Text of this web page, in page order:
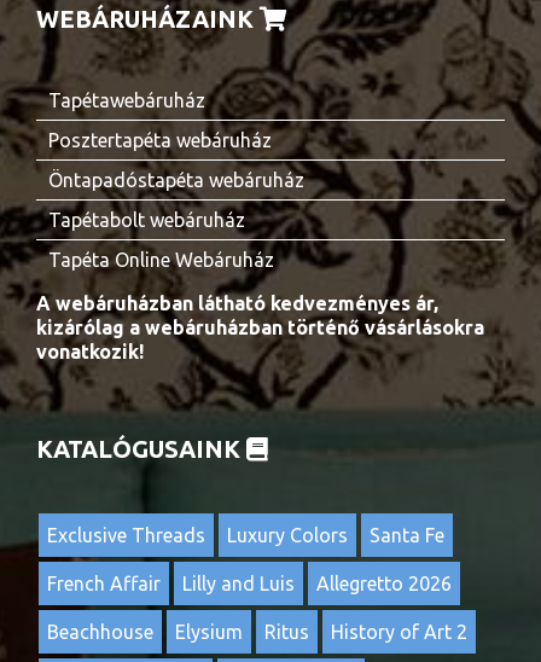
WEBÁRUHÁZAINK
Tapétawebáruház
Posztertapéta webáruház
Öntapadóstapéta webáruház
Tapétabolt webáruház
Tapéta Online Webáruház
A webáruházban látható kedvezményes ár,
kizárólag a webáruházban történő vásárlásokra
vonatkozik!
KATALÓGUSAINK
Exclusive Threads Luxury Colors Santa Fe
French Affair Lilly and Luis Allegretto 2026
Beachhouse Elysium Ritus History of Art 2